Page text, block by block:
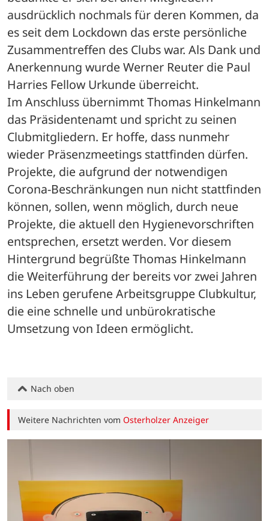
ausdrücklich nochmals für deren Kommen, da
es seit dem Lockdown das erste persönliche
Zusammentreffen des Clubs war. Als Dank und
Anerkennung wurde Werner Reuter die Paul
Harries Fellow Urkunde überreicht.
Im Anschluss übernimmt Thomas Hinkelmann
das Präsidentenamt und spricht zu seinen
Clubmitgliedern. Er hoffe, dass nunmehr
wieder Präsenzmeetings stattfinden dürfen.
Projekte, die aufgrund der notwendigen
Corona-Beschränkungen nun nicht stattfinden
können, sollen, wenn möglich, durch neue
Projekte, die aktuell den Hygienevorschriften
entsprechen, ersetzt werden. Vor diesem
Hintergrund begrüßte Thomas Hinkelmann
die Weiterführung der bereits vor zwei Jahren
ins Leben gerufene Arbeitsgruppe Clubkultur,
die eine schnelle und unbürokratische
Umsetzung von Ideen ermöglicht.
Nach oben
Weitere Nachrichten vomOsterholzer Anzeiger